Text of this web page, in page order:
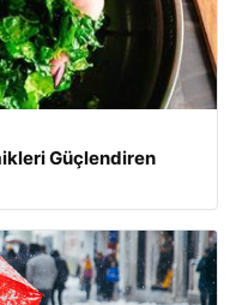
Güçlendiren